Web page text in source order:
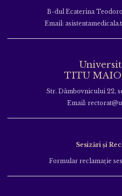
B-dul Ecaterina
Email:
TITU
Str. Dâmbovnicului 22,
Email:
Sesizări și
Formular reclamație